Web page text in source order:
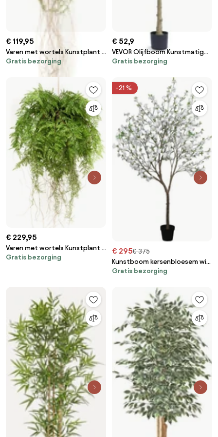
€ 119,95
Varen met wortels Kunstplant -
35 cm
Gratis bezorging
€ 52,9
VEVOR Olijfboom Kunstmatig
81x81x179cm Kunstplant PE
Planten in Pot Kunstbloem
Geurloos Waterdicht Ideaal
voor Decoratie van Slaapkamer
Studeerkamer Woonkamer
Gratis bezorging
€ 229,95
Varen met wortels Kunstplant -
55 cm
Gratis bezorging
-21 %
€ 295€ 375
Kunstboom kersenbloesem wit
250 cm hoog
Gratis bezorging